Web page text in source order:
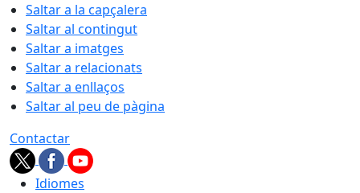
Saltar a la capçalera
Saltar al contingut
Saltar a imatges
Saltar a relacionats
Saltar a enllaços
Saltar al peu de pàgina
Contactar
Idiomes